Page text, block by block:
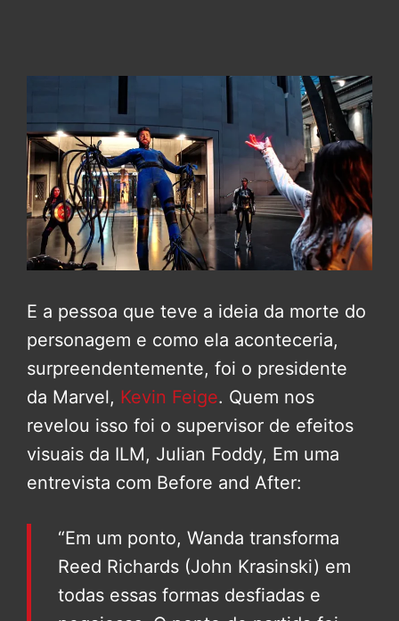
E a pessoa que teve a ideia da morte do
personagem e como ela aconteceria,
surpreendentemente, foi o presidente
da Marvel, Kevin Feige. Quem nos
revelou isso foi o supervisor de efeitos
visuais da ILM, Julian Foddy, Em uma
entrevista com Before and After:
“Em um ponto, Wanda transforma
Reed Richards (John Krasinski) em
todas essas formas desfiadas e